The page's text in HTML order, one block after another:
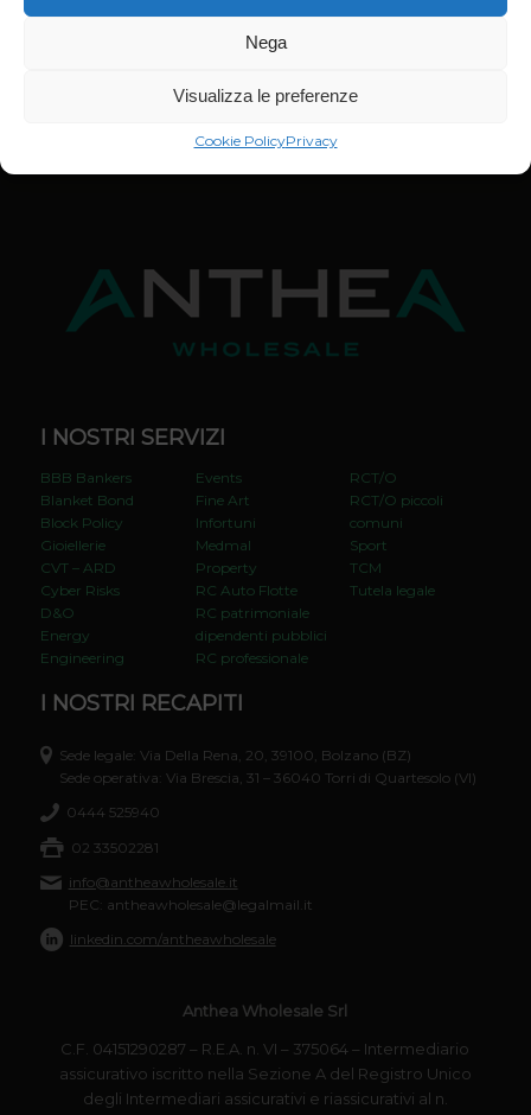
Nega
Visualizza le preferenze
Cookie PolicyPrivacy
I NOSTRI SERVIZI
BBB Bankers
Blanket Bond
Block Policy
Gioiellerie
CVT – ARD
Cyber Risks
D&O
Energy
Engineering
Events
Fine Art
Infortuni
Medmal
Property
RC Auto Flotte
RC patrimoniale
dipendenti pubblici
RC professionale
RCT/O
RCT/O piccoli
comuni
Sport
TCM
Tutela legale
I NOSTRI RECAPITI
Sede legale: Via Della Rena, 20, 39100, Bolzano (BZ)
Sede operativa: Via Brescia, 31 – 36040 Torri di Quartesolo (VI)
0444 525940
02 33502281
info@antheawholesale.it
PEC: antheawholesale@legalmail.it
linkedin.com/antheawholesale
Anthea Wholesale Srl
C.F. 04151290287 – R.E.A. n. VI – 375064 – Intermediario
assicurativo iscritto nella Sezione A del Registro Unico
degli Intermediari assicurativi e riassicurativi al n.